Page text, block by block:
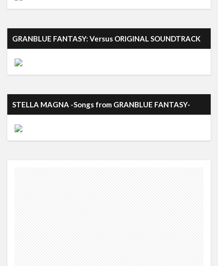
GRANBLUE FANTASY: Versus ORIGINAL SOUNDTRACK
STELLA MAGNA -Songs from GRANBLUE FANTASY-